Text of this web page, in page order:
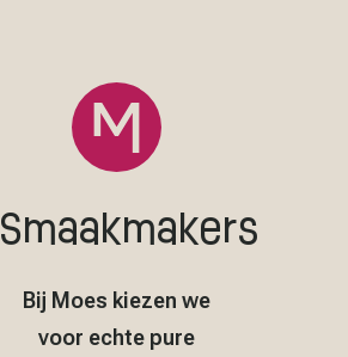
Smaakmakers
Bij Moes kiezen we
voor echte pure